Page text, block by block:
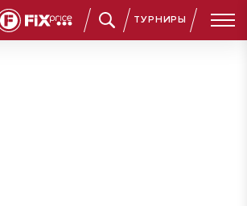
ТУРНИРЫ